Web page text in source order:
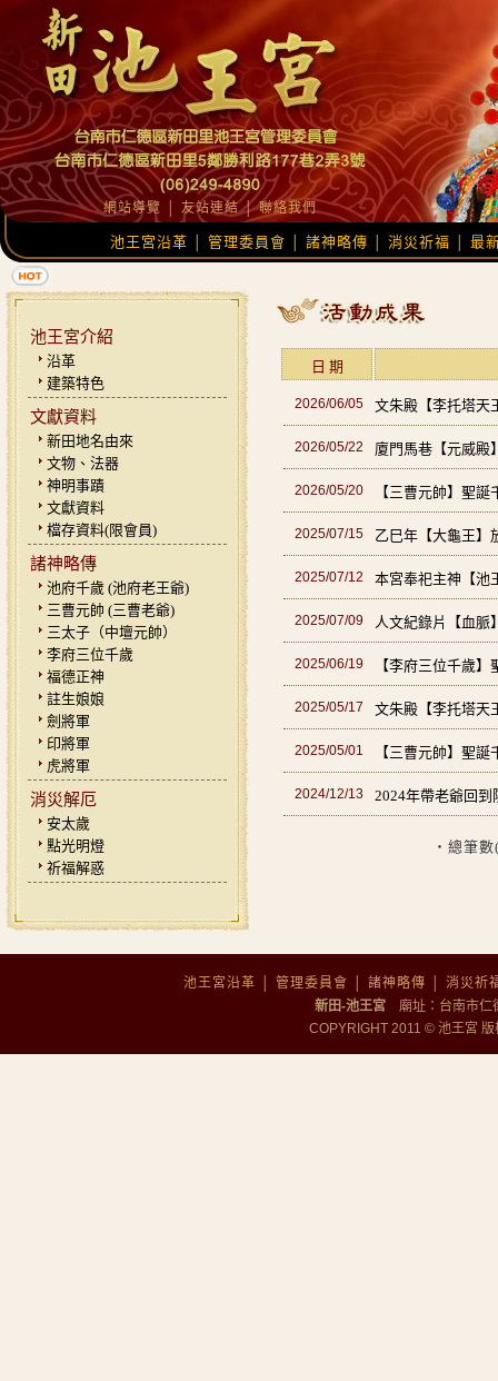
網站導覽 友站連結│聯絡我們
池王宮沿革 管理委員會 諸神略傳 消災祈福 最
池王宮介紹
沿革
建築特色
文獻資料
新田地名由來
文物、法器
神明事蹟
文獻資料
檔存資料(限會員)
諸神略傳
池府千歲 (池府老王爺)
三曹元帥 (三曹老爺)
三太子（中壇元帥）
李府三位千歲
福德正神
註生娘娘
劍將軍
印將軍
虎將軍
消災解厄
安太歲
點光明燈
祈福解惑
日 期
2026/06/05 文朱殿【李托塔天
2026/05/22 廈門馬巷【元威殿
2026/05/20 【三曹元帥】聖誕
2025/07/15 乙巳年【大龜王】
2025/07/12 本宮奉祀主神【池
2025/07/09 人文紀錄片【血脈
2025/06/19 【李府三位千歲】
2025/05/17 文朱殿【李托塔天
2025/05/01 【三曹元帥】聖誕
2024/12/13 2024年帶老爺回
‧總筆
池王宮沿革 管理委員會 諸神略傳
消災祈
新田-池王宮 廟址：台南市仁
COPYRIGHT 2011 © 池王宮